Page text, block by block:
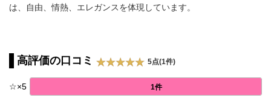
は、自由、情熱、エレガンスを体現しています。
高評価の口コミ 5点(1件)
☆×5 1件